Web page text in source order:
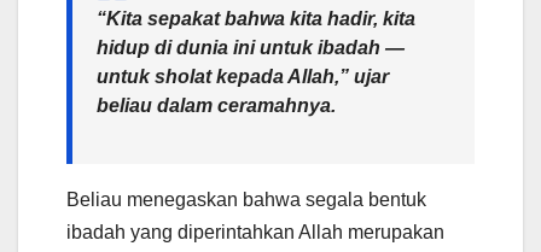
“Kita sepakat bahwa kita hadir, kita
hidup di dunia ini untuk ibadah —
untuk sholat kepada Allah,” ujar
beliau dalam ceramahnya.
Beliau menegaskan bahwa segala bentuk
ibadah yang diperintahkan Allah merupakan